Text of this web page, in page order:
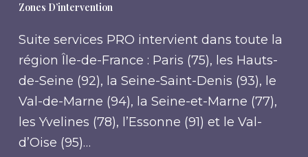
Zones D’intervention
Suite services PRO intervient dans toute la
région Île-de-France : Paris (75), les Hauts-
de-Seine (92), la Seine-Saint-Denis (93), le
Val-de-Marne (94), la Seine-et-Marne (77),
les Yvelines (78), l’Essonne (91) et le Val-
d’Oise (95)…